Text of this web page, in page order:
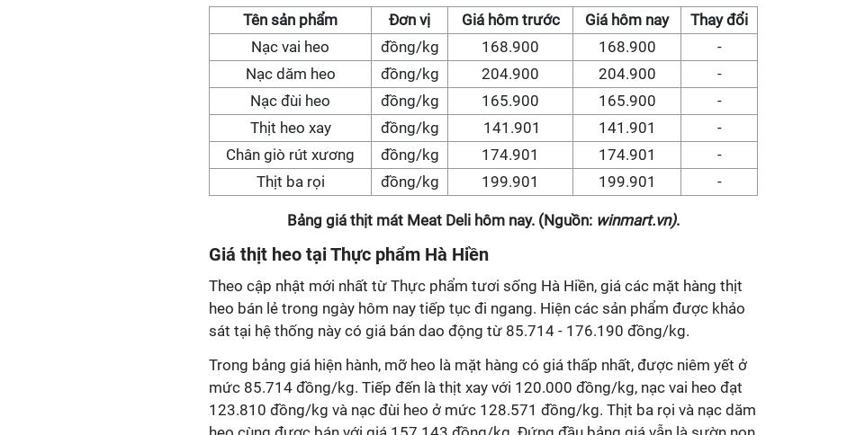
Tên sản phẩm Đơn vị Giá hôm trước Giá hôm nay
Thay đổi
Nạc vai heo
đồng/kg 168.900 168.900
-
Nạc dăm heo
đồng/kg 204.900 204.900
-
Nạc đùi heo
đồng/kg 165.900 165.900
-
Thịt heo xay
đồng/kg 141.901 141.901
-
Chân giò rút xương
đồng/kg 174.901 174.901
-
Thịt ba rọi
đồng/kg 199.901 199.901 -
Bảng giá thịt mát Meat Deli hôm nay. (Nguồn: winmart.vn).
Giá thịt heo tại Thực phẩm Hà Hiền
Theo cập nhật mới nhất từ Thực phẩm tươi sống Hà Hiền, giá các mặt hàng thịt
heo bán lẻ trong ngày hôm nay tiếp tục đi ngang. Hiện các sản phẩm được khảo
sát tại hệ thống này có giá bán dao động từ 85.714 - 176.190 đồng/kg.
Trong bảng giá hiện hành, mỡ heo là mặt hàng có giá thấp nhất, được niêm yết ở
mức 85.714 đồng/kg. Tiếp đến là thịt xay với 120.000 đồng/kg, nạc vai heo đạt
123.810 đồng/kg và nạc đùi heo ở mức 128.571 đồng/kg. Thịt ba rọi và nạc dăm